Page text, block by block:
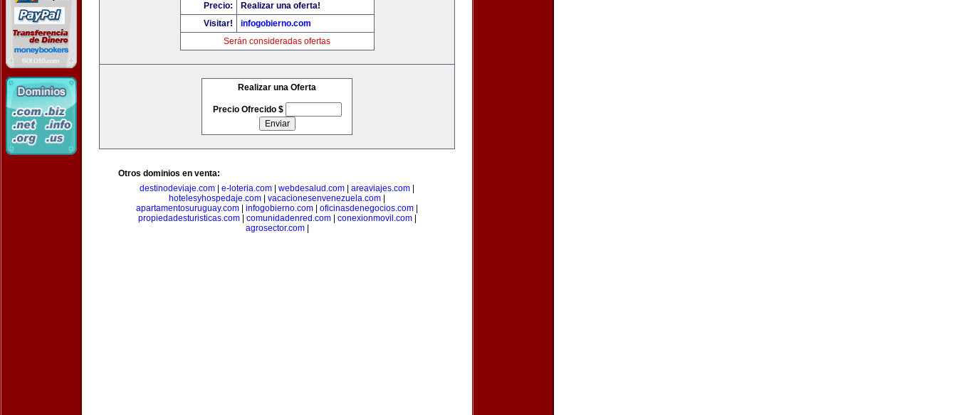
Precio:
Realizar una oferta!
Visitar!
infogobierno.com
Serán consideradas ofertas
Realizar una Oferta
Precio Ofrecido $
Otros dominios en venta:
destinodeviaje.com
e-loteria.com webdesalud.com areaviajes.com
hotelesyhospedaje.com
vacacionesenvenezuela.com
apartamentosuruguay.com
infogobierno.com oficinasdenegocios.com
propiedadesturisticas.com| comunidadenred.com| conexionmovil.com|
agrosector.com|